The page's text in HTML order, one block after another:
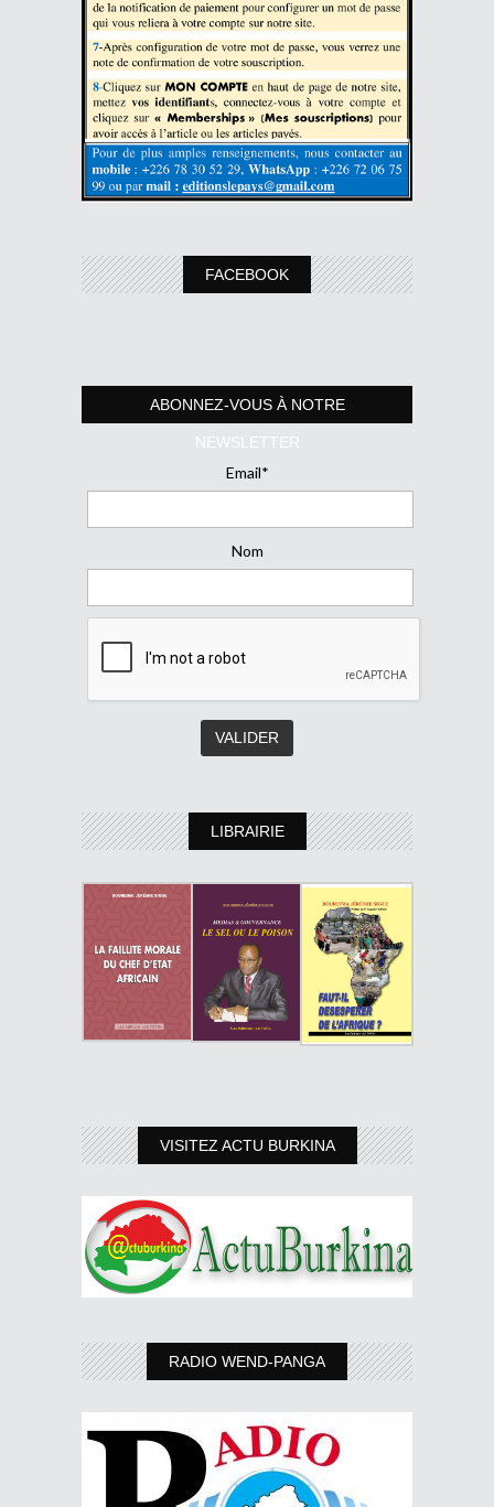
FACEBOOK
ABONNEZ-VOUS À NOTRE
NEWSLETTER
Email*
Nom
LIBRAIRIE
VISITEZ ACTU BURKINA
RADIO WEND-PANGA